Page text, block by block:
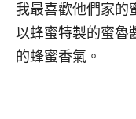
我最喜歡他們家的
以蜂蜜特製的蜜魯
的蜂蜜香氣。